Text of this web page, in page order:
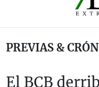
PREVIAS &
El BCB